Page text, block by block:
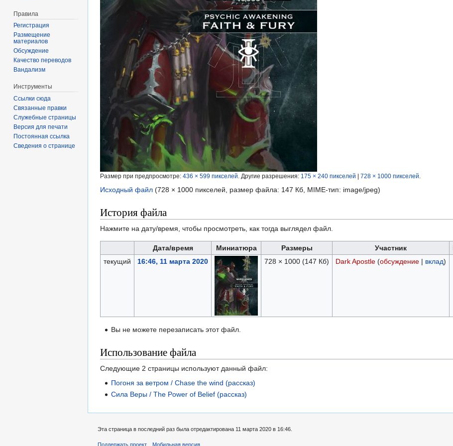
Размер при предпросмотре: 436 × 599 пикселей Другие разрешения: 175 × 240 пикселей 728 × 1000 пикселей
Исходный файл (728 × 1000 пикселей, размер файла: 147 Кб, MIME-тип: image/jpeg)
История файла
Нажмите на дату/время, чтобы просмотреть, как тогда выглядел файл.
Дата/время Миниатюра Размеры Участник
текущий
16:46, 11 марта 2020 728 × 1000 (147 Кб) Dark Apostle (обсуждение| вклад)
Вы не можете перезаписать этот файл.
Использование файла
Следующие 2 страницы используют данный файл:
Погоня за ветром / Chase the wind (рассказ)
Сила Веры / The Power of Belief (рассказ)
Правила
Регистрация
Размещение
материалов
Обсуждение
Качество переводов
Вандализм
Инструменты
Ссылки сюда
Связанные правки
Служебные страницы
Версия для печати
Постоянная ссылка
Сведения о странице
Эта страница в последний раз была отредактирована 11 марта 2020 в 16:46.
Поддержать проект Мобильная версия